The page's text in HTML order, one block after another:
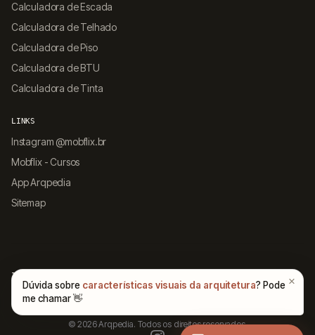
Calculadora de Escada
Calculadora de Telhado
Calculadora de Piso
Calculadora de BTU
Calculadora de Tinta
LINKS
Instagram @mobflix.br
Mobflix - Cursos
App Arqpedia
Sitemap
INSTITUCIONAL
Sobre Nós Contato
© 2026 Arqpedia. Todos os direitos reservados.